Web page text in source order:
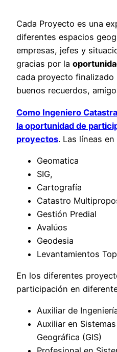
Cada Proyecto es una
diferentes espacios
empresas, jefes y
gracias por la
cada proyecto finalizado
buenos recuerdos,
Como Ingeniero
la oportunidad de
proyectos. Las líneas
Geomatica
SIG,
Cartografía
Catastro
Gestión Predial
Avalúos
Geodesia
Levantamientos
En los diferentes
participación en
Auxiliar de
Auxiliar en
Geográfica (GIS)